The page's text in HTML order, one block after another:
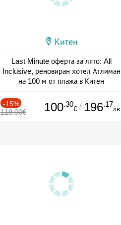
Китен
Last Minute оферта за лято: All
Inclusive, реновиран хотел Атлиман
на 100 м от плажа в Китен
-15%
118.00€ 100.30
€ / 196.17
лв.